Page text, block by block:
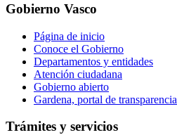
Gobierno Vasco
Página de inicio
Conoce el Gobierno
Departamentos y entidades
Atención ciudadana
Gobierno abierto
Gardena, portal de transparencia
Trámites y servicios